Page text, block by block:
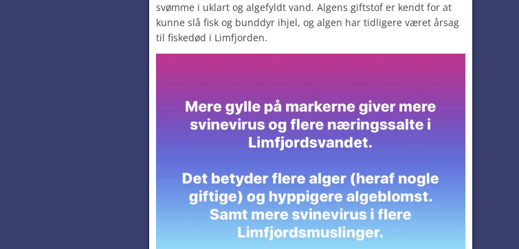
svømme i uklart og algefyldt vand. Algens giftstof er kendt for at
kunne slå fisk og bunddyr ihjel, og algen har tidligere været årsag
til fiskedød i Limfjorden.